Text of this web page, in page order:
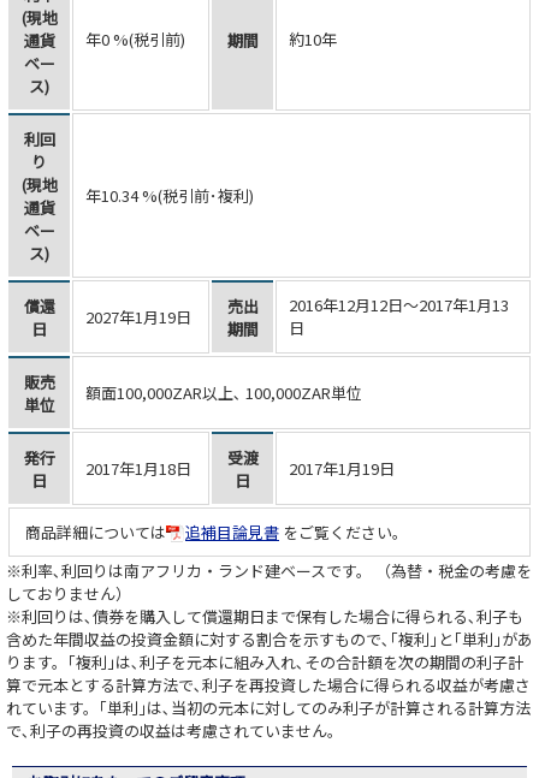
(現地
通貨
ベー
ス)
年0 %(税引前) 期間 約10年
利回
り
(現地
通貨
ベー
ス)
年10.34%(税引前･複利)
償還
日
2027年1月19日
売出
期間
2016年12月12日～2017年1月13
日
販売
単位
額面100,000ZAR以上､ 100,000ZAR単位
発行
日
2017年1月18日
受渡
日
2017年1月19日
商品詳細については 追補目論見書 をご覧ください。
※利率､利回りは南アフリカ・ランド建ベースです。 （為替・税金の考慮を
しておりません）
※利回りは､債券を購入して償還期日まで保有した場合に得られる､利子も
含めた年間収益の投資金額に対する割合を示すもので､｢複利｣と｢単利｣があ
ります。｢複利｣は､利子を元本に組み入れ､その合計額を次の期間の利子計
算で元本とする計算方法で､利子を再投資した場合に得られる収益が考慮さ
れています。｢単利｣は､当初の元本に対してのみ利子が計算される計算方法
で､利子の再投資の収益は考慮されていません。